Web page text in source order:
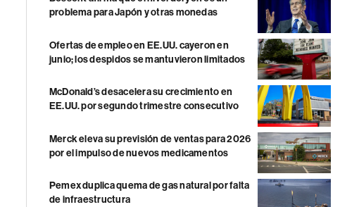
problema para Japón y otras monedas
Ofertas de empleo en EE.UU. cayeron en
junio; los despidos se mantuvieron limitados
McDonald’s desacelera su crecimiento en
EE.UU. por segundo trimestre consecutivo
Merck eleva su previsión de ventas para 2026
por el impulso de nuevos medicamentos
Pemex duplica quema de gas natural por falta
de infraestructura